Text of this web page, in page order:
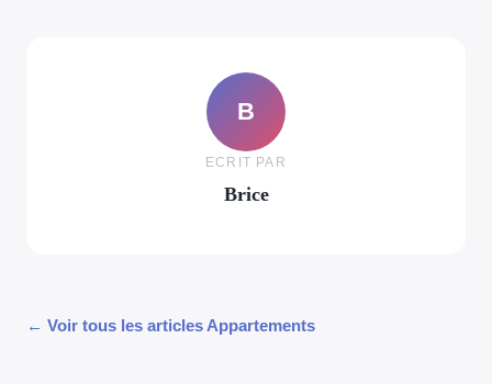
B
ECRIT PAR
Brice
← Voir tous les articles Appartements